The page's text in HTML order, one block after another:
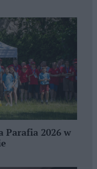
Parafia 2026 w